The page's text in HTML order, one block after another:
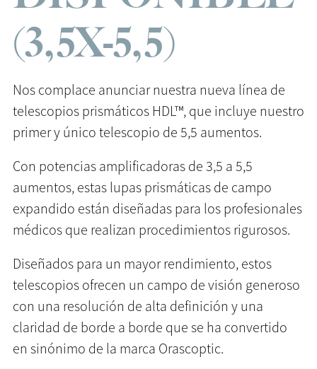
(3,5X-5,5)
Nos complace anunciar nuestra nueva línea de
telescopios prismáticos HDL™, que incluye nuestro
primer y único telescopio de 5,5 aumentos.
Con potencias amplificadoras de 3,5 a 5,5
aumentos, estas lupas prismáticas de campo
expandido están diseñadas para los profesionales
médicos que realizan procedimientos rigurosos.
Diseñados para un mayor rendimiento, estos
telescopios ofrecen un campo de visión generoso
con una resolución de alta definición y una
claridad de borde a borde que se ha convertido
en sinónimo de la marca Orascoptic.